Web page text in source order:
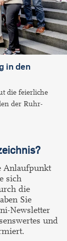
in den
die feierliche
der Ruhr-
Anlaufpunkt
sich
die
Sie
Newsletter
und